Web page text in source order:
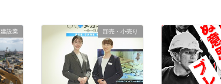
建設業 卸売・小売り